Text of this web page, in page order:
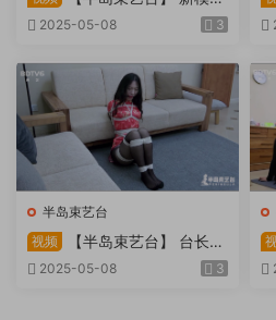
因试镜，宛如阿紫再现
2025-05-08 3
半岛束艺台
视频
【半岛束艺台】 台长不
在的时候
2025-05-08 3